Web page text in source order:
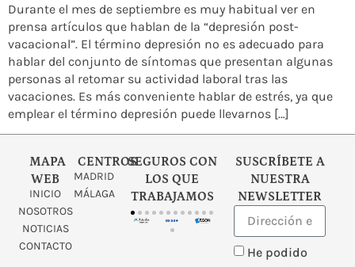
Durante el mes de septiembre es muy habitual ver en
prensa artículos que hablan de la “depresión post-
vacacional”. El término depresión no es adecuado para
hablar del conjunto de síntomas que presentan algunas
personas al retomar su actividad laboral tras las
vacaciones. Es más conveniente hablar de estrés, ya que
emplear el término depresión puede llevarnos […]
MAPA
WEB
INICIO
NOSOTROS
NOTICIAS
CONTACTO
CENTROS
MADRID
MÁLAGA
SEGUROS CON
LOS QUE
TRABAJAMOS
SUSCRÍBETE A
NUESTRA
NEWSLETTER
He podido